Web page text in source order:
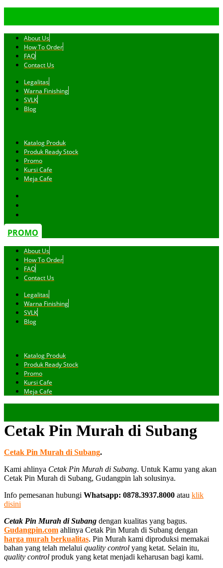
About Us
How To Order
FAQ
Contact Us
Legalitas
Warna Finishing
SVLK
Blog
Katalog Produk
Produk Ready Stock
Promo
Kursi Cafe
Meja Cafe
PROMO
About Us
How To Order
FAQ
Contact Us
Legalitas
Warna Finishing
SVLK
Blog
Katalog Produk
Produk Ready Stock
Promo
Kursi Cafe
Meja Cafe
Cetak Pin Murah di Subang
Cetak Pin Murah di Subang.
Kami ahlinya Cetak Pin Murah di Subang. Untuk Kamu yang akan
Cetak Pin Murah di Subang, Gudangpin lah solusinya.
Info pemesanan hubungi Whatsapp: 0878.3937.8000 atau klik
disini
Cetak Pin Murah di Subang dengan kualitas yang bagus.
Gudangpin.com ahlinya Cetak Pin Murah di Subang dengan
harga murah berkualitas. Pin Murah kami diproduksi memakai
bahan yang telah melalui quality control yang ketat. Selain itu,
quality control produk yang ketat menjadi keharusan bagi kami.